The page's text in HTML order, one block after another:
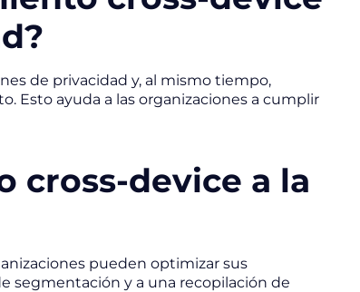
de privacidad y, al mismo tiempo,
Esto ayuda a las organizaciones a cumplir
cross-device a la
pueden optimizar sus
segmentación y a una recopilación de